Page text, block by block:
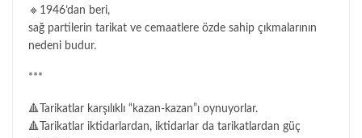
🔹1946’dan beri,
sağ partilerin tarikat ve cemaatlere özde sahip çıkmalarının
nedeni budur.
***
🔺Tarikatlar karşılıklı “kazan-kazan”ı oynuyorlar.
🔺Tarikatlar iktidarlardan, iktidarlar da tarikatlardan güç